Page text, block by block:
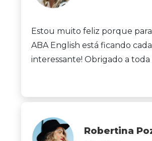
Estou muito feliz porque para
ABA English está ficando
interessante! Obrigado a toda
Robertina